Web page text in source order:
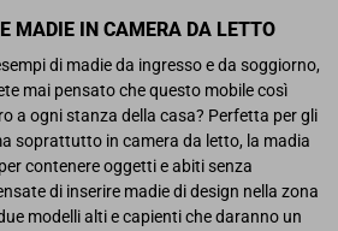
MADIE IN CAMERA DA LETTO
di madie da ingresso e da soggiorno,
mai pensato che questo mobile così
a ogni stanza della casa? Perfetta per gli
soprattutto in camera da letto, la madia
contenere oggetti e abiti senza
di inserire madie di design nella zona
modelli alti e capienti che daranno un